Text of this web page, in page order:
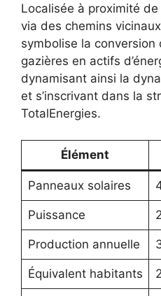
Localisée à proximité
via des chemins
symbolise la
gazières en actifs
dynamisant ainsi la
et s’inscrivant dans la
TotalEnergies.
Élément
Panneaux solaires
Puissance
Production annuelle
Équivalent habitants